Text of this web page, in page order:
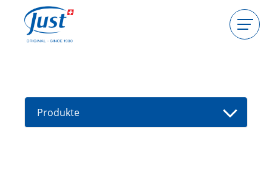
Beraterin werden
Ratgeber
Produkte